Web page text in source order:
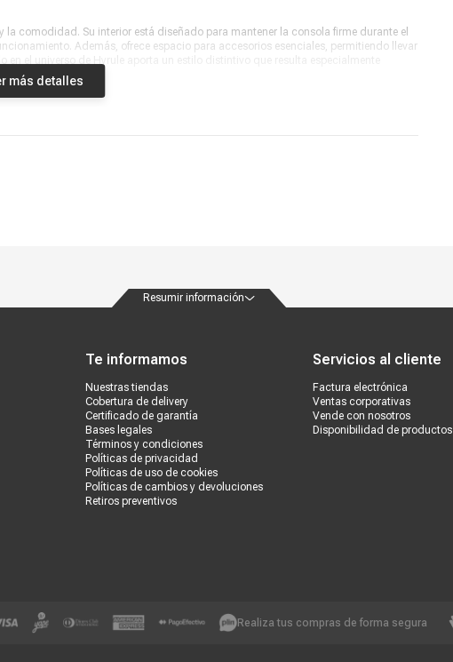
comodidad. Su interior está diseñado para mantener la consola firme durante el
Además, ofrece espacio para accesorios esenciales, permitiendo llevar
y una estética temática en un solo accesorio. Su diseño robusto y bien estructurado
más detalles
Resumir información
Te informamos
Nuestras tiendas
Cobertura de delivery
Certificado de garantía
Bases legales
Términos y condiciones
Políticas de privacidad
Políticas de uso de cookies
Políticas de cambios y devoluciones
Retiros preventivos
Servicios al cliente
Factura electrónica
Ventas corporativas
Vende con nosotros
Disponibilidad de productos
Realiza tus compras de forma segura